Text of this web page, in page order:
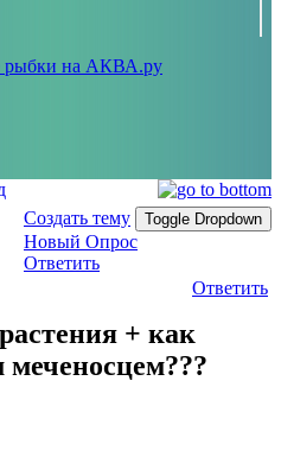
Создать тему
Toggle Dropdown
Новый Опрос
Ответить
Ответить
+ как
меченосцем???